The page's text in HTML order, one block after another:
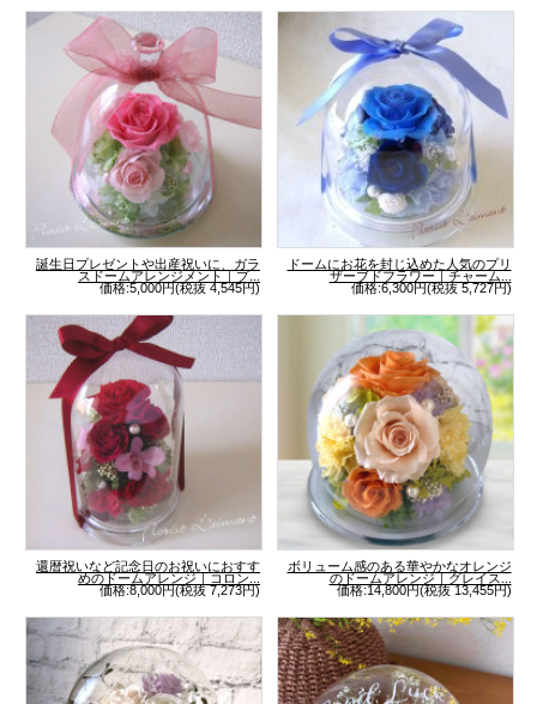
誕生日プレゼントや出産祝いに、ガラ
スドームアレンジメント｜プ...
価格:5,000円(税抜 4,545円)
ドームにお花を封じ込めた人気のプリ
ザーブドフラワー｜チャーム...
価格:6,300円(税抜 5,727円)
還暦祝いなど記念日のお祝いにおすす
めのドームアレンジ｜コロン...
価格:8,000円(税抜 7,273円)
ボリューム感のある華やかなオレンジ
のドームアレンジ｜グレイス...
価格:14,800円(税抜 13,455円)